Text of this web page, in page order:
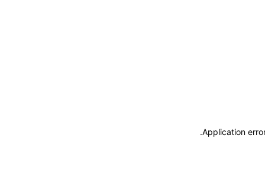
Application
.